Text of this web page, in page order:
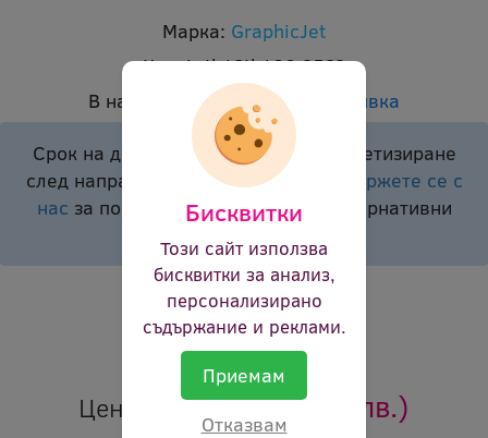
Марка: GraphicJet
Код:ir tk18tk100 3569
В наличност:Доставка при заявка
Срок на доставка подлежи на конкретизиране
след направено запитване.Моля свържете се с
нас за повече информация или алтернативни
Брой страници: 7000p
Цвят: черен
Ревю: Оцени продукта
Цена: 20.28 €(39.66 лв.)
Бисквитки
Този сайт използва
бисквитки за анализ,
персонализирано
съдържание и реклами.
Приемам
Отказвам